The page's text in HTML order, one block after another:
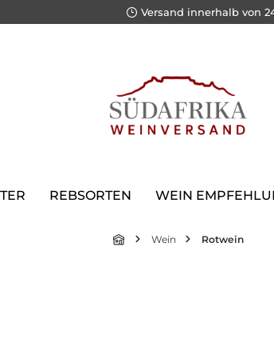
Versand innerhalb von
REBSORTEN WEIN
Wein Rotwein